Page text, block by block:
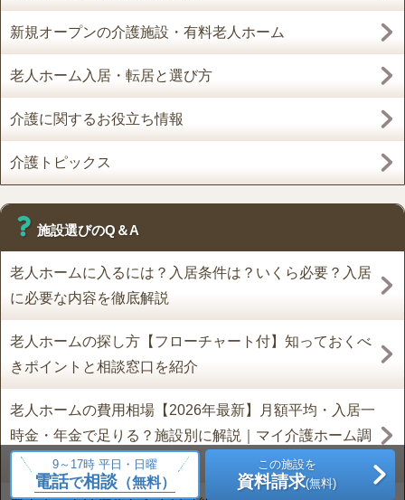
新規オープンの介護施設・有料老人ホーム
老人ホーム入居・転居と選び方
介護に関するお役立ち情報
介護トピックス
施設選びのQ＆A
老人ホームに入るには？入居条件は？いくら必要？入居
に必要な内容を徹底解説
老人ホームの探し方【フローチャート付】知っておくべ
きポイントと相談窓口を紹介
老人ホームの費用相場【2026年最新】月額平均・入居一
時金・年金で足りる？施設別に解説｜マイ介護ホーム調
べ
9～17時 平日・日曜
電話で相談（無料）
この施設を
資料請求(無料)